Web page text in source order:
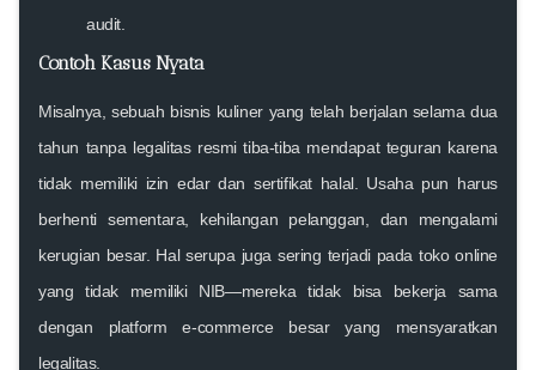
audit.
Contoh Kasus Nyata
Misalnya, sebuah bisnis kuliner yang telah berjalan selama dua
tahun tanpa legalitas resmi tiba-tiba mendapat teguran karena
tidak memiliki izin edar dan sertifikat halal. Usaha pun harus
berhenti sementara, kehilangan pelanggan, dan mengalami
kerugian besar. Hal serupa juga sering terjadi pada toko online
yang tidak memiliki NIB—mereka tidak bisa bekerja sama
dengan platform e-commerce besar yang mensyaratkan
legalitas.